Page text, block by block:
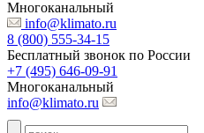
Многоканальный
info@klimato.ru
8 (800) 555-34-15
Бесплатный звонок по России
+7 (495) 646-09-91
Многоканальный
info@klimato.ru